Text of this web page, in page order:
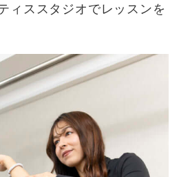
ィススタジオでレッスンを